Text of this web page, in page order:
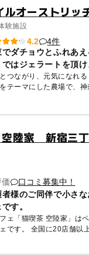
オーストリッ
験施設
4.2
4件
でダチョウとふれあ
ではジェラートを頂
つながり、元気になれ
をテーマにした農場で、
陸家 新宿三丁
価
口コミ募集中！
者様のご同伴で小さ
す。
ェ「猫喫茶 空陸家」は
です。 全国に20店舗以